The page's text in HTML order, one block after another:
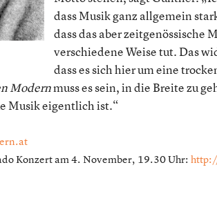
dass Musik ganz allgemein
dass das aber zeitgenössische
verschiedene Weise tut. Das
dass es sich hier um eine
Modernmuss es sein, in die Breite zu
Musik eigentlich ist.“
Konzert am 4. November, 19.30 Uhr: